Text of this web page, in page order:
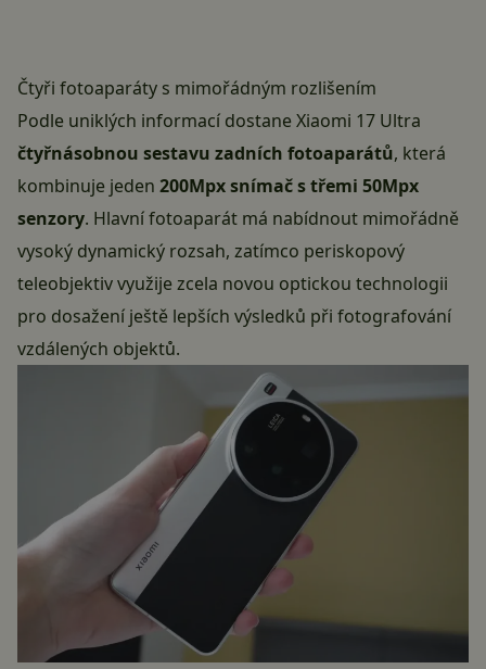
Čtyři fotoaparáty s mimořádným rozlišením
Podle uniklých informací dostane Xiaomi 17 Ultra
čtyřnásobnou sestavu zadních fotoaparátů, která
kombinuje jeden 200Mpx snímač s třemi 50Mpx
senzory. Hlavní fotoaparát má nabídnout mimořádně
vysoký dynamický rozsah, zatímco periskopový
teleobjektiv využije zcela novou optickou technologii
pro dosažení ještě lepších výsledků při fotografování
vzdálených objektů.